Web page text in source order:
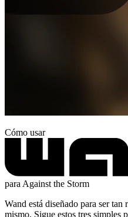
Cómo usar
para Against the Storm
Wand está diseñado para ser
mismo. Sigue estos tres simples